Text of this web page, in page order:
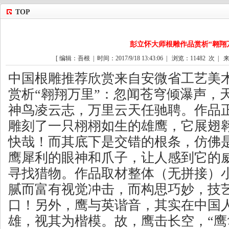
TOP
彭立怀大师根雕作品赏析“翱翔
[ 编辑：吾根 | 时间：2017/9/18 13:43:06 | 浏览： 11482次 | 来
中国根雕推荐欣赏来自安微省工艺美
赏析“翱翔万里”：忽闻苍穹倾瀑声，
神鸟凌云志，万里云天任驰聘。作品
雕刻了一只栩栩如生的雄鹰，它展翅
快哉！而其底下是交错的根条，仿佛
鹰犀利的眼神和爪子，让人感到它的
寻找猎物。作品取材整体（无拼接）
腻而富有视觉冲击，而构思巧妙，技
口！另外，鹰与英谐音，其实在中国
雄，视其为楷模。故，鹰击长空，“